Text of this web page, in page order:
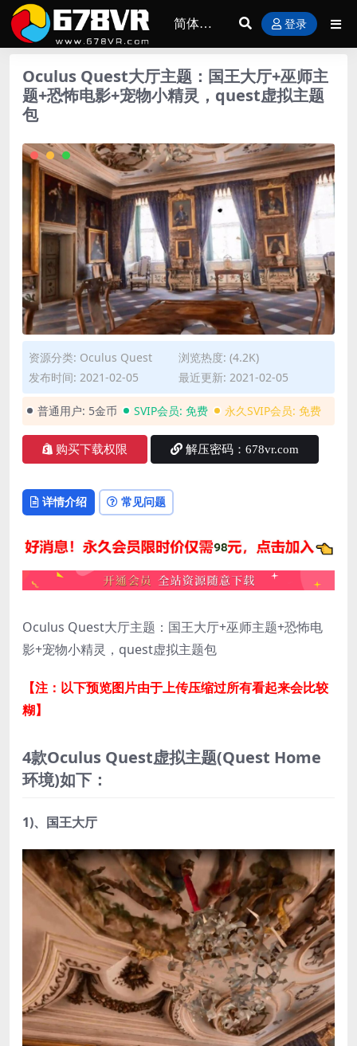
登录
Oculus Quest大厅主题：国王大厅+巫师主
题+恐怖电影+宠物小精灵，quest虚拟主题
包
资源分类: Oculus Quest
浏览热度: (4.2K)
发布时间: 2021-02-05
最近更新: 2021-02-05
普通用户: 5金币 SVIP会员: 免费 永久SVIP会员: 免费
购买下载权限 解压密码：678vr.com
详情介绍 常见问题
Oculus Quest大厅主题：国王大厅+巫师主题+恐怖电
影+宠物小精灵，quest虚拟主题包
【注：以下预览图片由于上传压缩过所有看起来会比较
糊】
4款Oculus Quest虚拟主题(Quest Home
环境)如下：
1)、国王大厅